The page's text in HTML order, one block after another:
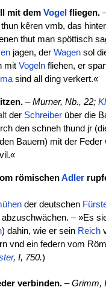
mit dem Vogel fliegen.
kêren vmb, das
thut man spöttisch
jagen, der Wagensol
mit Vogelnfliehen, er
sind all ding verkert.«
–Murner, Nb., 22;
der Schreiberüber die
den schneh thund jr
Bauern) mit der Feder
römischenAdler
der deutschen
– »Es
) dahin, wie er sein Reich
vnd ein federn vom
, I, 750.)
verbinden.–Grimm,